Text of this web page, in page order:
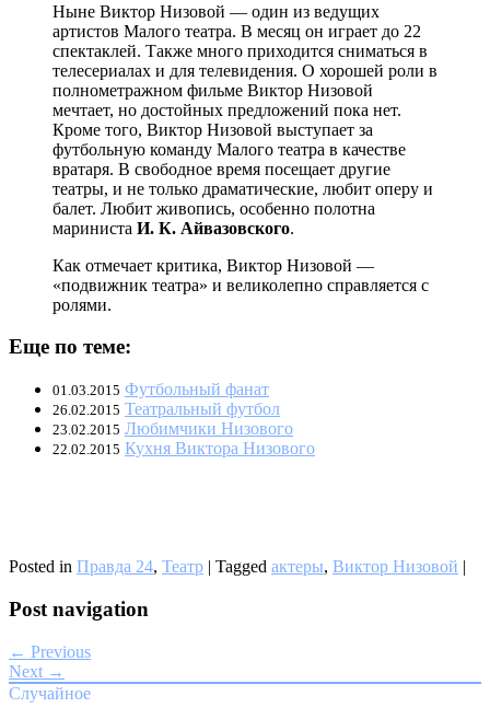
Ныне Виктор Низовой — один из ведущих
артистов Малого театра. В месяц он играет до 22
спектаклей. Также много приходится сниматься в
телесериалах и для телевидения. О хорошей роли в
полнометражном фильме Виктор Низовой
мечтает, но достойных предложений пока нет.
Кроме того, Виктор Низовой выступает за
футбольную команду Малого театра в качестве
вратаря. В свободное время посещает другие
театры, и не только драматические, любит оперу и
балет. Любит живопись, особенно полотна
мариниста И. К. Айвазовского.
Как отмечает критика, Виктор Низовой —
«подвижник театра» и великолепно справляется с
ролями.
Еще по теме:
01.03.2015 Футбольный фанат
26.02.2015 Театральный футбол
23.02.2015 Любимчики Низового
22.02.2015 Кухня Виктора Низового
Posted in Правда 24, Театр | Tagged актеры, Виктор Низовой |
Post navigation
← Previous
Next →
Случайное